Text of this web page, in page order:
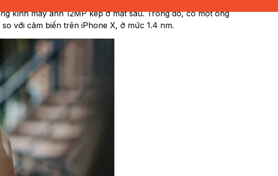
kính máy ảnh 12MP kép ở mặt sau. Trong đó, có một ống
với cảm biến trên iPhone X, ở mức 1.4 nm.